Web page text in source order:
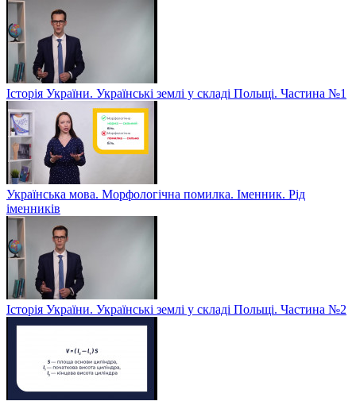
Історія України. Українські землі у складі Польщі. Частина №1
Українська мова. Морфологічна помилка. Іменник. Рід
іменників
Історія України. Українські землі у складі Польщі. Частина №2